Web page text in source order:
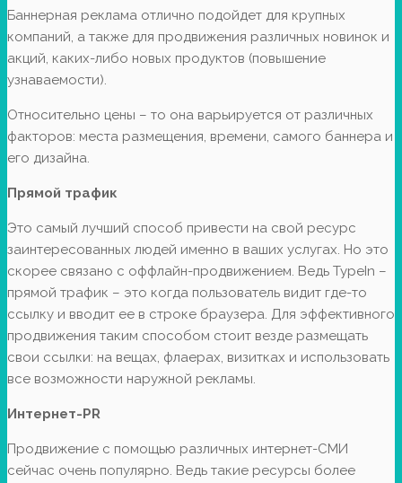
Баннерная реклама отлично подойдет для крупных
компаний, а также для продвижения различных новинок и
акций, каких-либо новых продуктов (повышение
узнаваемости).
Относительно цены – то она варьируется от различных
факторов: места размещения, времени, самого баннера и
его дизайна.
Прямой трафик
Это самый лучший способ привести на свой ресурс
заинтересованных людей именно в ваших услугах. Но это
скорее связано с оффлайн-продвижением. Ведь TypeIn –
прямой трафик – это когда пользователь видит где-то
ссылку и вводит ее в строке браузера. Для эффективного
продвижения таким способом стоит везде размещать
свои ссылки: на вещах, флаерах, визитках и использовать
все возможности наружной рекламы.
Интернет-PR
Продвижение с помощью различных интернет-СМИ
сейчас очень популярно. Ведь такие ресурсы более